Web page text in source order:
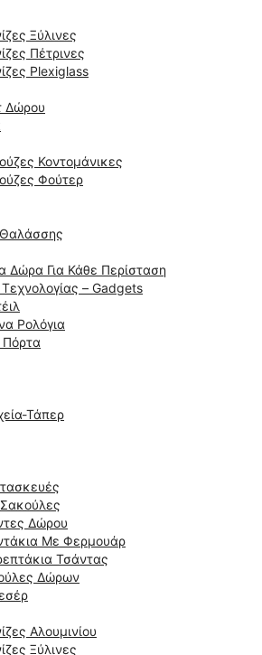
Ξύλινες
Πέτρινες
Plexiglass
Δώρου
Κοντομάνικες
Φούτερ
Δώρα Για Κάθε Περίσταση
Τεχνολογίας – Gadgets
Ρολόγια
Πόρτα
Τάπερ
Δώρου
Με Φερμουάρ
Τσάντας
Δώρων
Αλουμινίου
Ξύλινες